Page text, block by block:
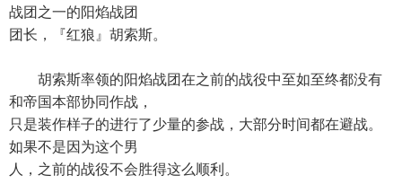
战团之一的阳焰战团
团长，『红狼』胡索斯。
胡索斯率领的阳焰战团在之前的战役中至如至终都没有
和帝国本部协同作战，
只是装作样子的进行了少量的参战，大部分时间都在避战。
如果不是因为这个男
人，之前的战役不会胜得这么顺利。